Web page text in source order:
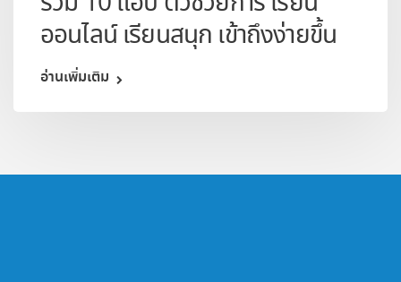
ออนไลน์ เรียนสนุก เข้าถึงง่ายขึ้น
อ่านเพิ่มเติม